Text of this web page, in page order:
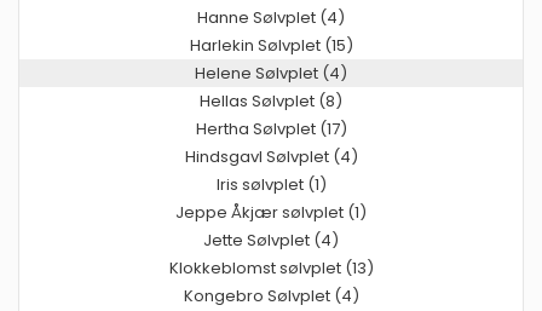
Hanne Sølvplet (4)
Harlekin Sølvplet (15)
Helene Sølvplet (4)
Hellas Sølvplet (8)
Hertha Sølvplet (17)
Hindsgavl Sølvplet (4)
Iris sølvplet (1)
Jeppe Åkjær sølvplet (1)
Jette Sølvplet (4)
Klokkeblomst sølvplet (13)
Kongebro Sølvplet (4)